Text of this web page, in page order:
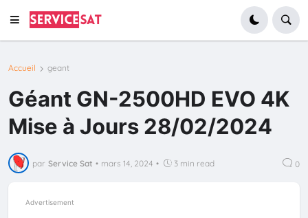
Accueil geant
Géant GN-2500HD EVO 4K
Mise à Jours 28/02/2024
par Service Sat • mars 14, 2024 • 3 min read 0
Advertisement